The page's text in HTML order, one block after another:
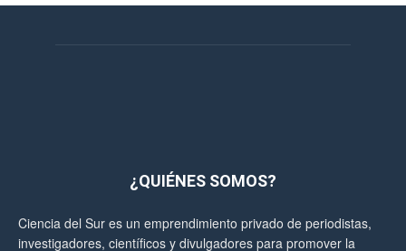
¿QUIÉNES SOMOS?
Ciencia del Sur es un emprendimiento privado de periodistas,
investigadores, científicos y divulgadores para promover la